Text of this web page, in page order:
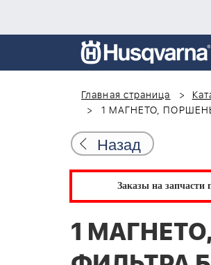
Главная страница
1 МАГНЕТО,
Назад
Заказы на запчасти
1